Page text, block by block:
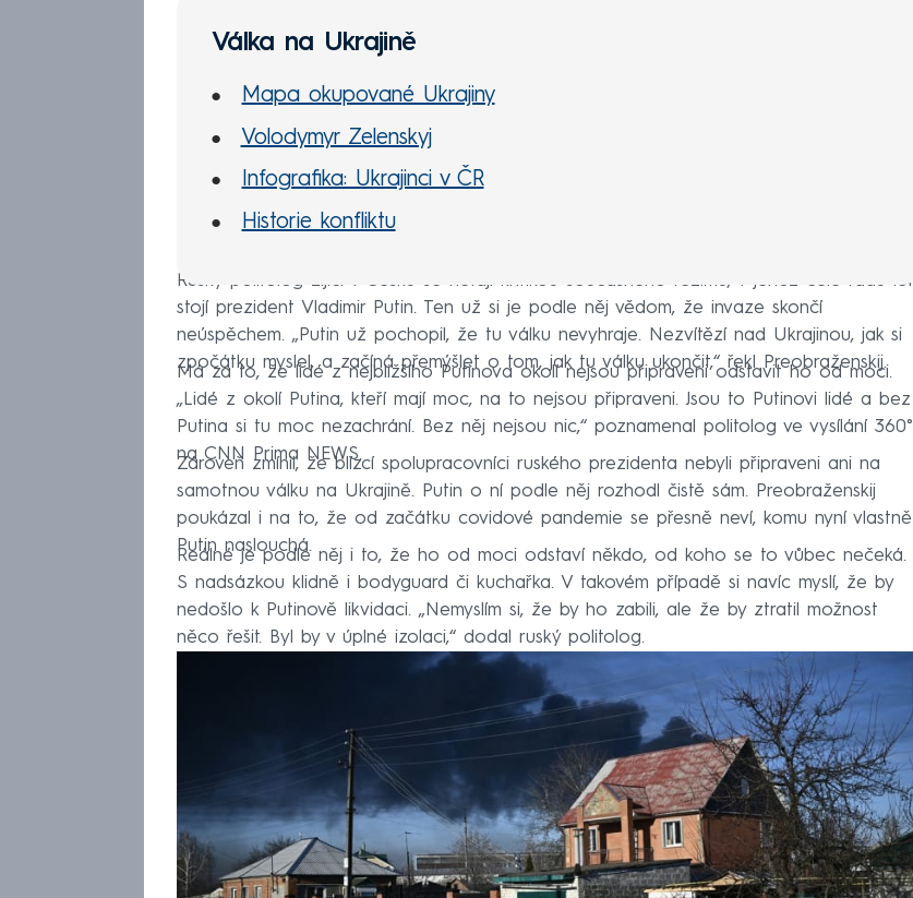
Válka na Ukrajině
Mapa okupované Ukrajiny
Volodymyr Zelenskyj
Infografika: Ukrajinci v ČR
Historie konfliktu
Ruský politolog žijící v Česku se netají kritikou současného režimu, v jehož čele řadu let
stojí prezident Vladimir Putin. Ten už si je podle něj vědom, že invaze skončí
neúspěchem. „Putin už pochopil, že tu válku nevyhraje. Nezvítězí nad Ukrajinou, jak si
zpočátku myslel, a začíná přemýšlet o tom, jak tu válku ukončit,“ řekl Preobraženskij.
Má za to, že lidé z nejbližšího Putinova okolí nejsou připraveni odstavit ho od moci.
„Lidé z okolí Putina, kteří mají moc, na to nejsou připraveni. Jsou to Putinovi lidé a bez
Putina si tu moc nezachrání. Bez něj nejsou nic,“ poznamenal politolog ve vysílání 360°
na CNN Prima NEWS.
Zároveň zmínil, že blízcí spolupracovníci ruského prezidenta nebyli připraveni ani na
samotnou válku na Ukrajině. Putin o ní podle něj rozhodl čistě sám. Preobraženskij
poukázal i na to, že od začátku covidové pandemie se přesně neví, komu nyní vlastně
Putin naslouchá.
Reálné je podle něj i to, že ho od moci odstaví někdo, od koho se to vůbec nečeká.
S nadsázkou klidně i bodyguard či kuchařka. V takovém případě si navíc myslí, že by
nedošlo k Putinově likvidaci. „Nemyslím si, že by ho zabili, ale že by ztratil možnost
něco řešit. Byl by v úplné izolaci,“ dodal ruský politolog.